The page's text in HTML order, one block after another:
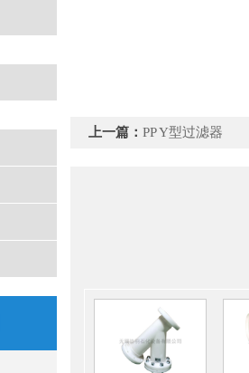
上一篇： PP Y型过滤器